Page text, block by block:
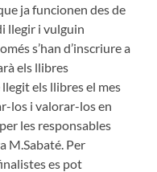
ja funcionen des de
llegir i vulguin
s’han d’inscriure a
els llibres
els llibres el mes
los i valorar-los en
les responsables
M.Sabaté. Per
es pot